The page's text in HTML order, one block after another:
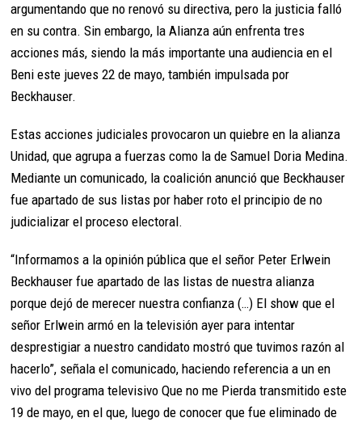
argumentando que no renovó su directiva, pero la justicia falló
en su contra. Sin embargo, la Alianza aún enfrenta tres
acciones más, siendo la más importante una audiencia en el
Beni este jueves 22 de mayo, también impulsada por
Beckhauser.
Estas acciones judiciales provocaron un quiebre en la alianza
Unidad, que agrupa a fuerzas como la de Samuel Doria Medina.
Mediante un comunicado, la coalición anunció que Beckhauser
fue apartado de sus listas por haber roto el principio de no
judicializar el proceso electoral.
“Informamos a la opinión pública que el señor Peter Erlwein
Beckhauser fue apartado de las listas de nuestra alianza
porque dejó de merecer nuestra confianza (…) El show que el
señor Erlwein armó en la televisión ayer para intentar
desprestigiar a nuestro candidato mostró que tuvimos razón al
hacerlo”, señala el comunicado, haciendo referencia a un en
vivo del programa televisivo Que no me Pierda transmitido este
19 de mayo, en el que, luego de conocer que fue eliminado de